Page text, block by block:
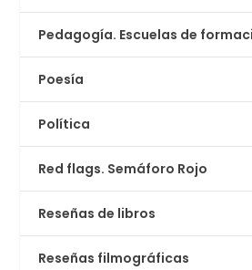
Pedagogía. Escuelas de
Poesía
Política
Red flags. Semáforo Rojo
Reseñas de libros
Reseñas filmográficas